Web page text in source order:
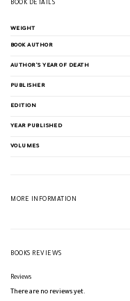
BOOK DETAILS
WEIGHT
BOOK AUTHOR
AUTHOR'S YEAR OF DEATH
PUBLISHER
EDITION
YEAR PUBLISHED
VOLUMES
MORE INFORMATION
BOOKS REVIEWS
Reviews
There are no reviews yet.